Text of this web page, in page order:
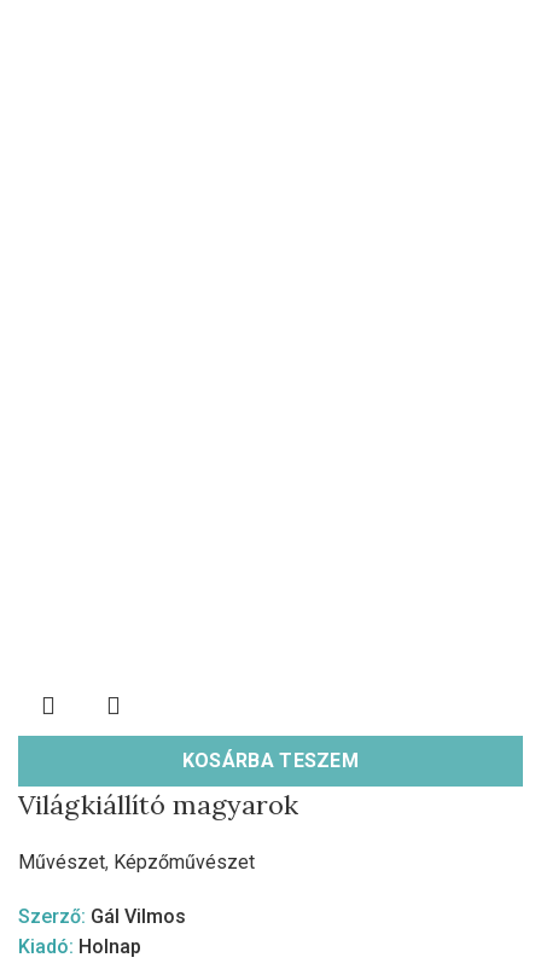
KOSÁRBA TESZEM
Világkiállító magyarok
Művészet, Képzőművészet
Szerző: Gál Vilmos
Kiadó: Holnap